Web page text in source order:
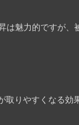
は魅力的ですが
取りやすくなる効